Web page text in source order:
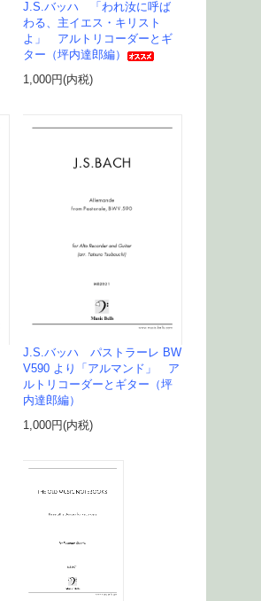
J.S.バッハ 「われ汝に呼ば
わる、主イエス・キリスト
よ」 アルトリコーダーとギ
ター（坪内達郎編）
1,000円(内税)
J.S.バッハ パストラーレ BW
V590 より「アルマンド」 ア
ルトリコーダーとギター（坪
内達郎編）
1,000円(内税)